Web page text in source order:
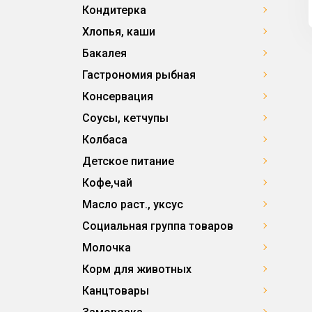
Кондитерка
Хлопья, каши
Бакалея
Гастрономия рыбная
Консервация
Соусы, кетчупы
Колбаса
Детское питание
Кофе,чай
Масло раст., уксус
Социальная группа товаров
Молочка
Корм для животных
Канцтовары